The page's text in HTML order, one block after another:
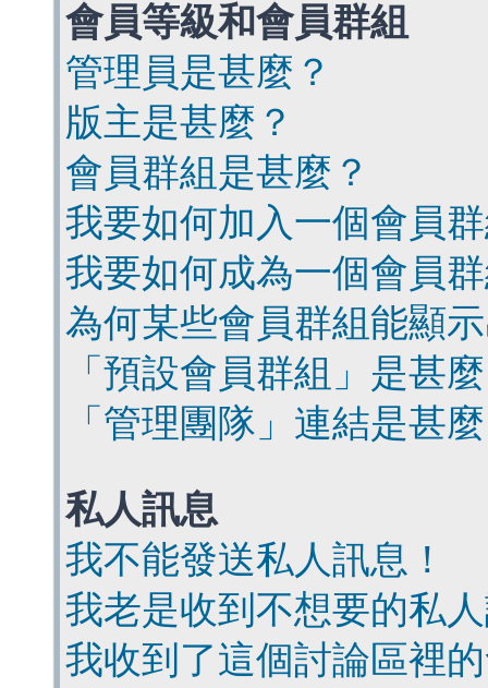
會員等級和會員群組
管理員是甚麼？
版主是甚麼？
會員群組是甚麼？
我要如何加入一個會員
我要如何成為一個會員
為何某些會員群組能顯
「預設會員群組」是甚
「管理團隊」連結是甚
私人訊息
我不能發送私人訊息！
我老是收到不想要的私
我收到了這個討論區裡